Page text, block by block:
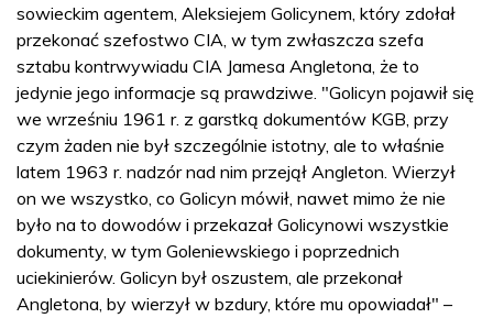
sowieckim agentem, Aleksiejem Golicynem, który zdołał
przekonać szefostwo CIA, w tym zwłaszcza szefa
sztabu kontrwywiadu CIA Jamesa Angletona, że to
jedynie jego informacje są prawdziwe. "Golicyn pojawił się
we wrześniu 1961 r. z garstką dokumentów KGB, przy
czym żaden nie był szczególnie istotny, ale to właśnie
latem 1963 r. nadzór nad nim przejął Angleton. Wierzył
on we wszystko, co Golicyn mówił, nawet mimo że nie
było na to dowodów i przekazał Golicynowi wszystkie
dokumenty, w tym Goleniewskiego i poprzednich
uciekinierów. Golicyn był oszustem, ale przekonał
Angletona, by wierzył w bzdury, które mu opowiadał" –